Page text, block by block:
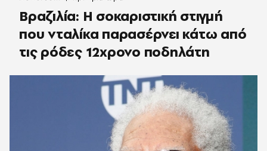
Βραζιλία: Η σοκαριστική στιγμή
που νταλίκα παρασέρνει κάτω από
τις ρόδες 12χρονο ποδηλάτη